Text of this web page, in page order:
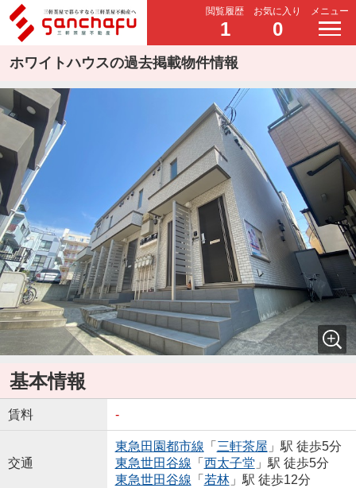
閲覧履歴
1
お気に入り
0
メニュー
ホワイトハウスの過去掲載物件情報
基本情報
賃料 -
交通
東急田園都市線 「 三軒茶屋 」駅 徒歩5分
東急世田谷線 「 西太子堂 」駅 徒歩5分
東急世田谷線 「 若林」駅 徒歩12分